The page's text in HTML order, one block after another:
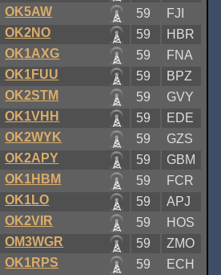
OK5AW 59
FJI
OK2NO 59
HBR
OK1AXG 59
FNA
OK1FUU 59
BPZ
OK2STM 59
GVY
OK1VHH 59
EDE
OK2WYK 59
GZS
OK2APY 59
GBM
OK1HBM 59
FCR
OK1LO 59
APJ
OK2VIR 59
HOS
OM3WGR 59
ZMO
OK1RPS 59
ECH